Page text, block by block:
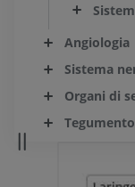
Angiologia
Sistema
Organi di